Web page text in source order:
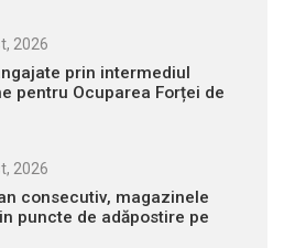
2026
prin intermediul
pentru Ocuparea Forței de
2026
consecutiv, magazinele
puncte de adăpostire pe